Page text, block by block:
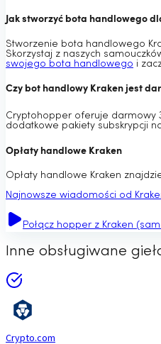
Jak stworzyć bota handlowego
Stworzenie bota handlowego
Skorzystaj z naszych
swojego bota handlowego i
Czy bot handlowy Kraken jest
Cryptohopper oferuje darmowy
dodatkowe pakiety subskrypcji
Opłaty handlowe Kraken
Opłaty handlowe Kraken
Najnowsze wiadomości od
Połącz hopper z Kraken
Inne obsługiwane
Crypto.com